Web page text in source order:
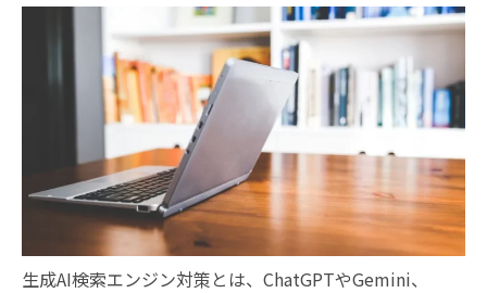
生成AI検索エンジン対策とは、ChatGPTやGemini、